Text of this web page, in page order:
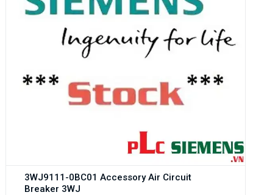
3WJ9111-0BC01 Accessory Air Circuit
Breaker 3WJ